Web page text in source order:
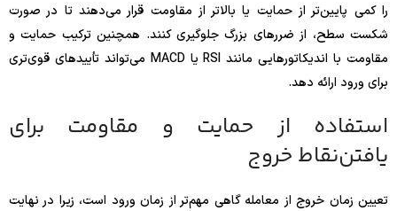
را کمی پایین‌تر از حمایت یا بالاتر از مقاومت قرار می‌دهند تا در صورت
شکست سطح، از ضررهای بزرگ جلوگیری کنند. همچنین ترکیب حمایت و
مقاومت با اندیکاتورهایی مانند RSI یا MACD می‌تواند تأییدهای قوی‌تری
برای ورود ارائه دهد.
استفاده از حمایت و مقاومت برای
یافتن‌نقاط خروج
تعیین زمان خروج از معامله گاهی مهم‌تر از زمان ورود است، زیرا در نهایت